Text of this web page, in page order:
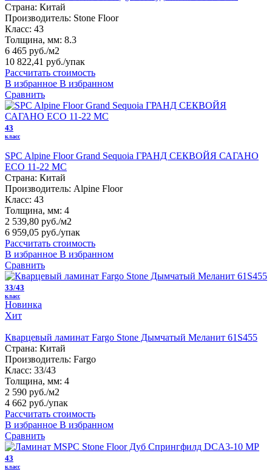
Страна: Китай
Производитель: Stone Floor
Класс: 43
Толщина, мм: 8.3
6 465 руб./м2
10 822,41 руб./упак
Рассчитать стоимость
В избранное В избранном
Сравнить
43
класс
SPC Alpine Floor Grand Sequoia ГРАНД СЕКВОЙЯ САГАНО
ECO 11-22 MC
Страна: Китай
Производитель: Alpine Floor
Класс: 43
Толщина, мм: 4
2 539,80 руб./м2
6 959,05 руб./упак
Рассчитать стоимость
В избранное В избранном
Сравнить
33/43
класс
Новинка
Хит
Кварцевый ламинат Fargo Stone Дымчатый Меланит 61S455
Страна: Китай
Производитель: Fargo
Класс: 33/43
Толщина, мм: 4
2 590 руб./м2
4 662 руб./упак
Рассчитать стоимость
В избранное В избранном
Сравнить
43
класс